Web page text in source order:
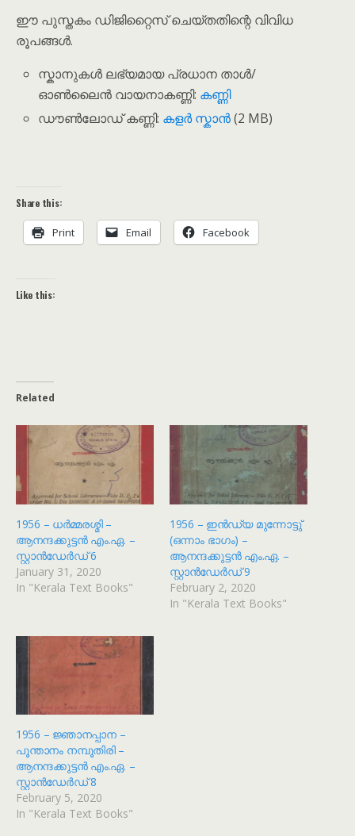
ഈ പുസ്തകം ഡിജിറ്റൈസ് ചെയ്തതിന്റെ വിവിധ
രൂപങ്ങൾ.
സ്കാനുകൾ ലഭ്യമായ പ്രധാന താൾ/
ഓൺലൈൻ വായനാകണ്ണി: കണ്ണി
ഡൗൺലോഡ് കണ്ണി: കളർ സ്കാൻ(2 MB)
Share this:
Print Email Facebook
Like this:
Related
1956 – ധർമ്മരശ്മി –
ആനന്ദക്കുട്ടൻ എം.ഏ. –
സ്റ്റാൻഡേർഡ് 6
January 31, 2020
In "Kerala Text Books"
1956 – ഇൻഡ്യ മുന്നോട്ടു്
(ഒന്നാം ഭാഗം) –
ആനന്ദക്കുട്ടൻ എം.ഏ. –
സ്റ്റാൻഡേർഡ് 9
February 2, 2020
In "Kerala Text Books"
1956 – ജ്ഞാനപ്പാന –
പൂന്താനം നമ്പൂതിരി –
ആനന്ദക്കുട്ടൻ എം.ഏ. –
സ്റ്റാൻഡേർഡ് 8
February 5, 2020
In "Kerala Text Books"